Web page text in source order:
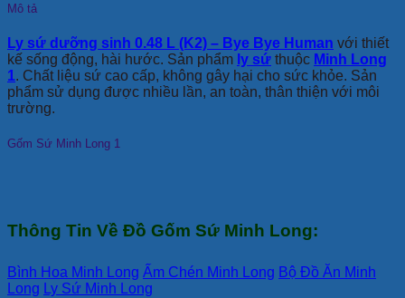
Mô tả
Ly sứ dưỡng sinh 0.48 L (K2) – Bye Bye Human với thiết
kế sống động, hài hước. Sản phẩm ly sứ thuộc Minh Long
1. Chất liệu sứ cao cấp, không gây hại cho sức khỏe. Sản
phẩm sử dụng được nhiều lần, an toàn, thân thiện với môi
trường.
Gốm Sứ Minh Long 1
Thông Tin Về Đồ Gốm Sứ Minh Long:
Bình Hoa Minh Long Ấm Chén Minh Long Bộ Đồ Ăn Minh
Long
Ly Sứ Minh Long